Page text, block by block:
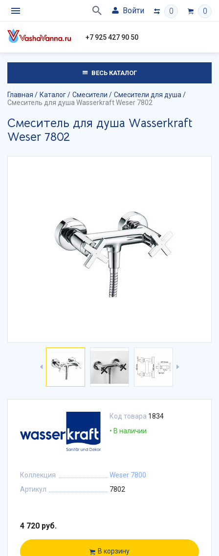
Войти 0 0
+7 925 427 90 50
ВЕСЬ КАТАЛОГ
Главная Каталог Смесители
Смесители для душа
Смеситель для душа Wasserkraft Weser 7802
Смеситель для душа Wasserkraft
Weser 7802
Код товара 1834
В наличии
Коллекция
Weser 7800
Артикул
7802
4 720 руб.
В корзину